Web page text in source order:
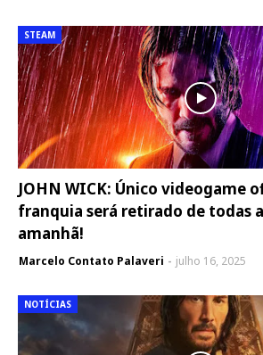
STEAM
JOHN WICK: Único videogame
franquia será retirado de todas
amanhã!
Marcelo Contato Palaveri julho 16, 2025
NOTÍCIAS